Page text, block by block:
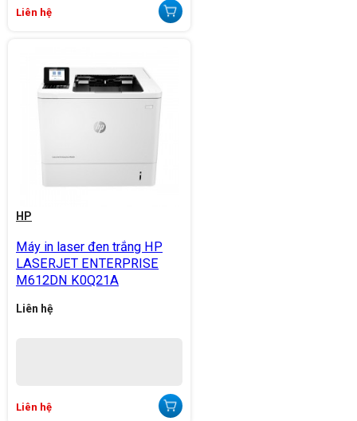
Liên hệ
HP
Máy in laser đen trắng HP
LASERJET ENTERPRISE
M612DN K0Q21A
Liên hệ
Liên hệ